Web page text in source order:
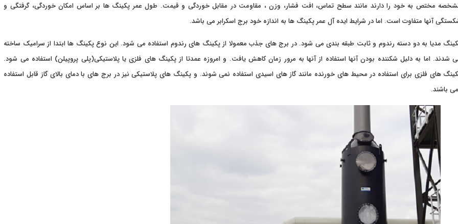
مختص به خود را دارند مانند سطح تماس، افت فشار، وزن ، مقاومت در مقابل خوردگی و قیمت. طول عمر پکینگ ها بر اساس امکان خوردگی، گرفتگی و
آنها متفاوت است. اما در شرایط ایده آل عمر پکینگ ها به اندازه خود برج اسکرابر می باشد.
مدیا به دو دسته رندوم و ثابت طبقه بندی می شود. در برج های جذب معمولا از پکینگ های رندوم استفاده می شود. این نوع پکینگ ها ابتدا از سرامیک ساخته
شدند. اما به دلیل شکننده بودن آنها استفاده از آنها به مرور زمان کاهش یافت. و امروزه عمدتا از پکینگ های فلزی یا پلاستیکی(پلی پروپیلن) استفاده می شود.
های فلزی برای استفاده در محیط های خورنده مانند گاز های اسیدی استفاده نمی شوند. و پکینگ های پلاستیکی نیز در برج های با دمای بالای گاز قابل استفاده
باشند.